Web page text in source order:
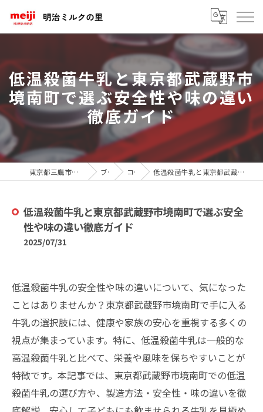
低温殺菌牛乳と東京都武蔵野市
境南町で選ぶ安全性や味の違い
徹底ガイド
東京都三鷹市の牛乳なら明治ミルクの里 ブログ コラム 低温殺菌牛乳と東京都武蔵野市境南町で選ぶ安全性や味の違い徹底ガイド
低温殺菌牛乳と東京都武蔵野市境南町で選ぶ安全
性や味の違い徹底ガイド
2025/07/31
低温殺菌牛乳の安全性や味の違いについて、気になった
ことはありませんか？東京都武蔵野市境南町で手に入る
牛乳の選択肢には、健康や家族の安心を重視する多くの
視点が集まっています。特に、低温殺菌牛乳は一般的な
高温殺菌牛乳と比べて、栄養や風味を保ちやすいことが
特徴です。本記事では、東京都武蔵野市境南町での低温
殺菌牛乳の選び方や、製造方法・安全性・味の違いを徹